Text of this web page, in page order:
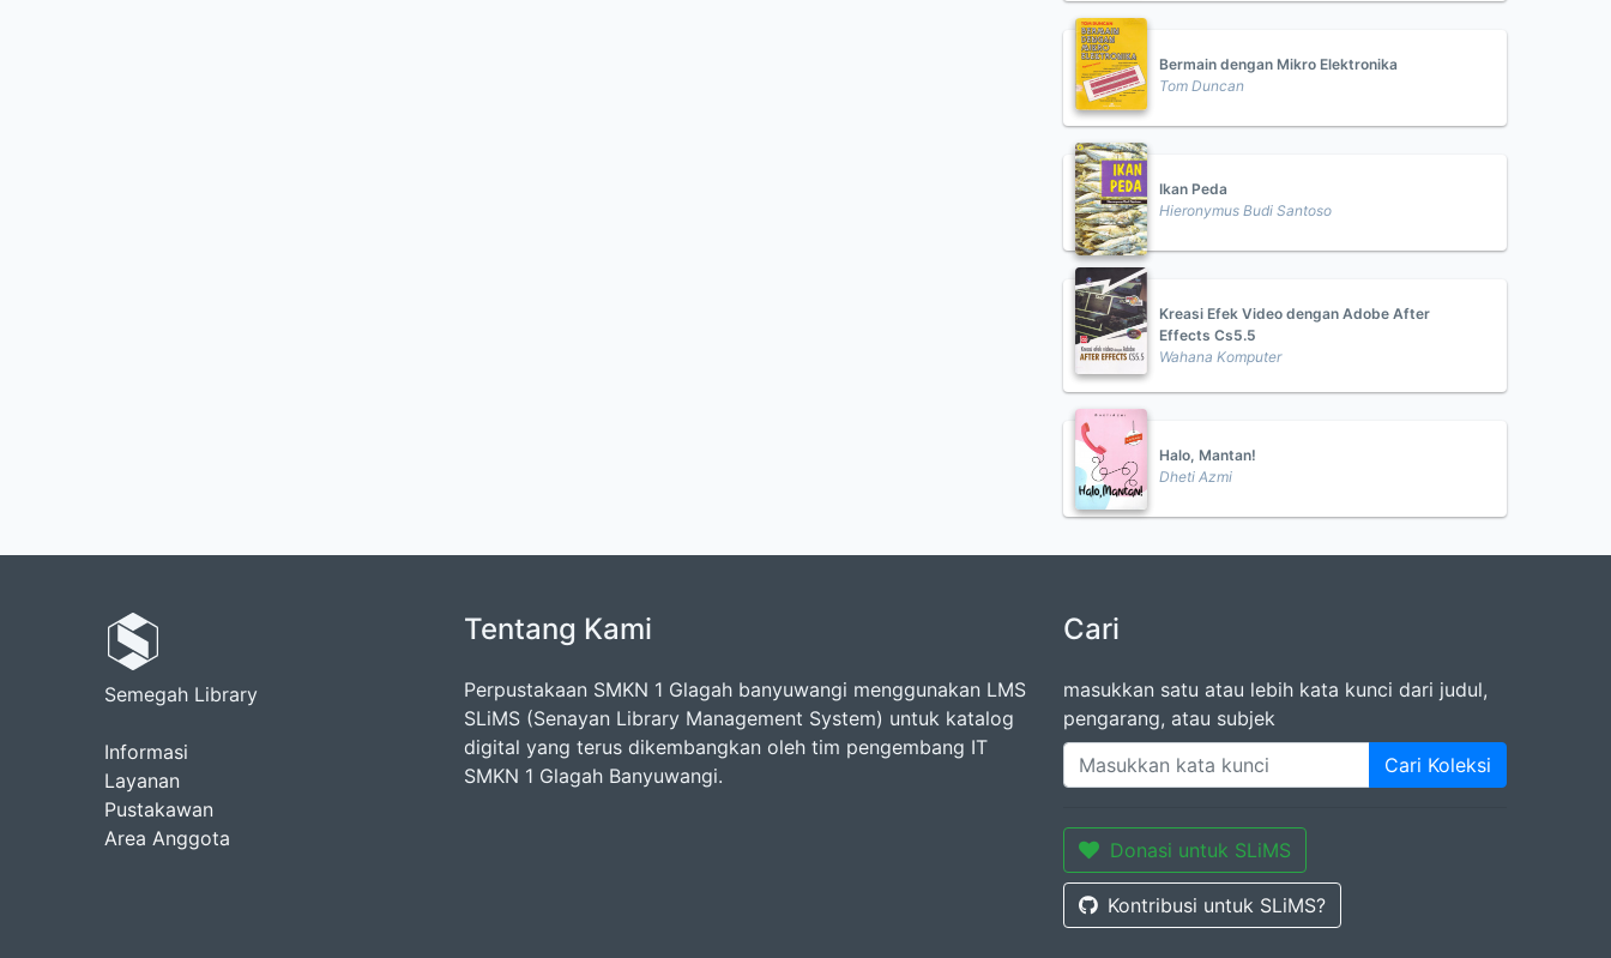
Bermain dengan Mikro Elektronika
Tom Duncan
Ikan Peda
Hieronymus Budi Santoso
Kreasi Efek Video dengan Adobe After
Effects Cs5.5
Wahana Komputer
Halo, Mantan!
Dheti Azmi
Semegah Library
Informasi
Layanan
Pustakawan
Area Anggota
Tentang Kami
Perpustakaan SMKN 1 Glagah banyuwangi menggunakan LMS
SLiMS (Senayan Library Management System) untuk katalog
digital yang terus dikembangkan oleh tim pengembang IT
SMKN 1 Glagah Banyuwangi.
Cari
masukkan satu atau lebih kata kunci dari judul,
pengarang, atau subjek
Cari Koleksi
Donasi untuk SLiMS
Kontribusi untuk SLiMS?